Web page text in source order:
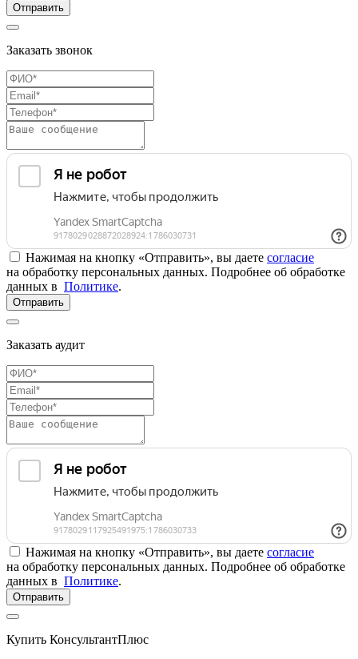
Отправить
Заказать звонок
Нажимая на кнопку «Отправить», вы даете согласие
на обработку персональных данных. Подробнее об обработке
данных в Политике.
Отправить
Заказать аудит
Нажимая на кнопку «Отправить», вы даете согласие
на обработку персональных данных. Подробнее об обработке
данных в Политике.
Отправить
Купить КонсультантПлюс